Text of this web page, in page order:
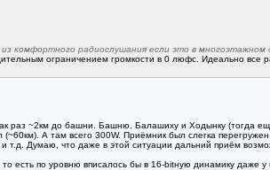
комфортного радиослушания если это в многоэтажном
ограничением громкости в 0 люфс. Идеально все
раз ~2км до башни. Башню, Балашиху и Ходынку (тогда
А там всего 300W. Приёмник был слегка
т.д. Думаю, что даже в этой ситуации дальний приём
есть по уровню вписалось бы в 16-bitную динамику даже у